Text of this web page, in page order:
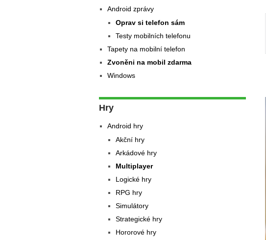
Android zprávy
Oprav si telefon sám
Testy mobilních telefonu
Tapety na mobilní telefon
Zvoněni na mobil zdarma
Windows
Hry
Android hry
Akční hry
Arkádové hry
Multiplayer
Logické hry
RPG hry
Simulátory
Strategické hry
Hororové hry